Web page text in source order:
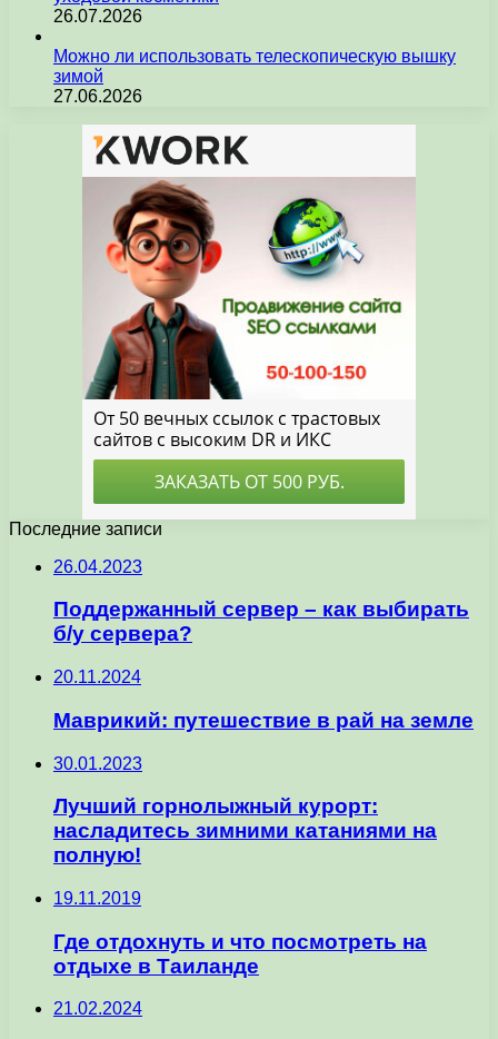
26.07.2026
Можно ли использовать телескопическую вышку
зимой
27.06.2026
Последние записи
26.04.2023
Поддержанный сервер – как выбирать
б/у сервера?
20.11.2024
Маврикий: путешествие в рай на земле
30.01.2023
Лучший горнолыжный курорт:
насладитесь зимними катаниями на
полную!
19.11.2019
Где отдохнуть и что посмотреть на
отдыхе в Таиланде
21.02.2024